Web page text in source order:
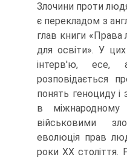
Злочини проти
є перекладом з
глав книги «Права
для освіти». У
інтерв'ю, есе,
розповідаєть­ся
понять геноциду і
в між­народному
військовими
еволю­ція прав
роки ХХ століття.